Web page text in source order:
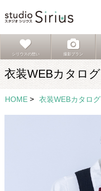
シリウスの想い 撮影プラン
衣装WEBカタログ
HOME > 衣装WEBカタログ